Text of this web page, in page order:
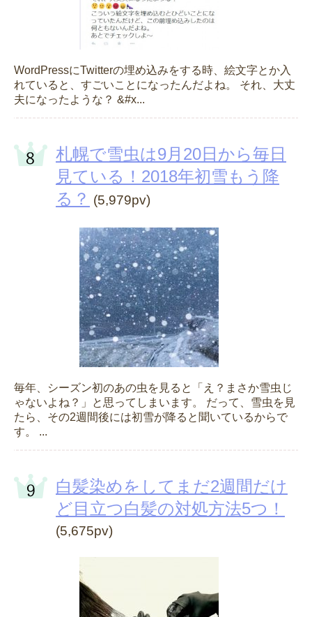
WordPressにTwitterの埋め込みをする時、絵文字とか入
れていると、すごいことになったんだよね。 それ、大丈
夫になったような？ &#x...
札幌で雪虫は9月20日から毎日
見ている！2018年初雪もう降
る？ (5,979pv)
毎年、シーズン初のあの虫を見ると「え？まさか雪虫じ
ゃないよね？」と思ってしまいます。 だって、雪虫を見
たら、その2週間後には初雪が降ると聞いているからで
す。 ...
白髪染めをしてまだ2週間だけ
ど目立つ白髪の対処方法5つ！
(5,675pv)